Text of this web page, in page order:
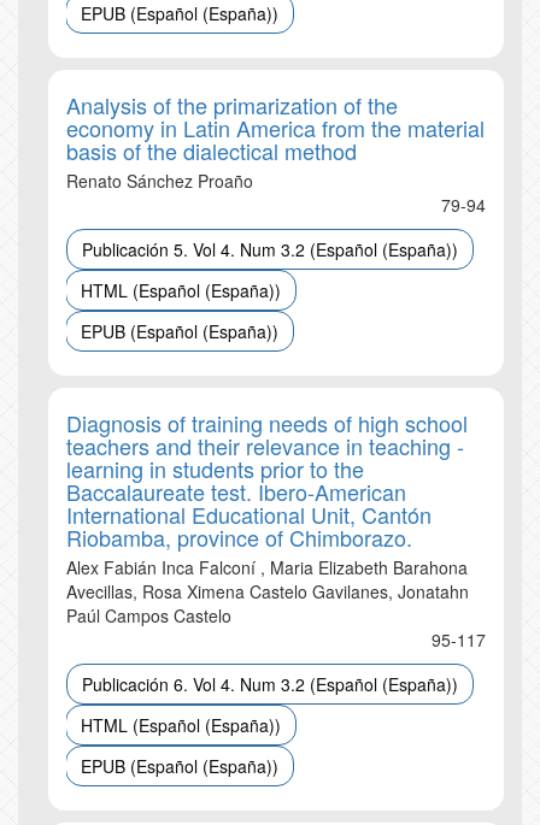
EPUB (Español (España))
Analysis of the primarization of the
economy in Latin America from the material
basis of the dialectical method
Renato Sánchez Proaño
79-94
Publicación 5. Vol 4. Num 3.2 (Español (España))
HTML (Español (España))
EPUB (Español (España))
Diagnosis of training needs of high school
teachers and their relevance in teaching -
learning in students prior to the
Baccalaureate test. Ibero-American
International Educational Unit, Cantón
Riobamba, province of Chimborazo.
Alex Fabián Inca Falconí , Maria Elizabeth Barahona
Avecillas, Rosa Ximena Castelo Gavilanes, Jonatahn
Paúl Campos Castelo
95-117
Publicación 6. Vol 4. Num 3.2 (Español (España))
HTML (Español (España))
EPUB (Español (España))